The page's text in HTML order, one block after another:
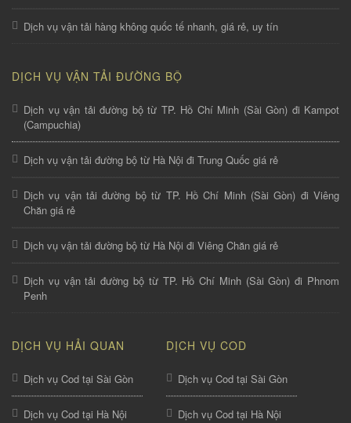
Dịch vụ vận tải hàng không quốc tế nhanh, giá rẻ, uy tín
DỊCH VỤ VẬN TẢI ĐƯỜNG BỘ
Dịch vụ vận tải đường bộ từ TP. Hồ Chí Minh (Sài Gòn) đi Kampot
(Campuchia)
Dịch vụ vận tải đường bộ từ Hà Nội đi Trung Quốc giá rẻ
Dịch vụ vận tải đường bộ từ TP. Hồ Chí Minh (Sài Gòn) đi Viêng
Chăn giá rẻ
Dịch vụ vận tải đường bộ từ Hà Nội đi Viêng Chăn giá rẻ
Dịch vụ vận tải đường bộ từ TP. Hồ Chí Minh (Sài Gòn) đi Phnom
Penh
DỊCH VỤ HẢI QUAN
Dịch vụ Cod tại Sài Gòn
Dịch vụ Cod tại Hà Nội
DỊCH VỤ COD
Dịch vụ Cod tại Sài Gòn
Dịch vụ Cod tại Hà Nội